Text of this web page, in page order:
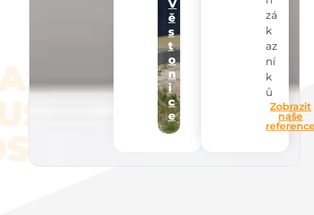
V
ě
s
t
o
n
i
c
e
zá
k
az
ní
k
ů
Zobrazit
naše